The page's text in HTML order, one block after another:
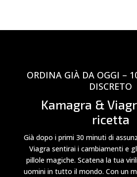
ORDINA GIÀ DA OGGI –
DISCRETO
Kamagra &
ricetta
Già dopo i primi 30 minuti di
Viagra sentirai i cambiamenti e
pillole magiche. Scatena la tua
uomini in tutto il mondo. Con un